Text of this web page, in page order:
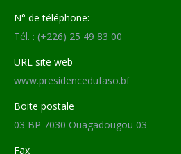
N° de téléphone:
Tél. : (+226) 25 49 83 00
URL site web
www.presidencedufaso.bf
Boite postale
03 BP 7030 Ouagadougou 03
Fax